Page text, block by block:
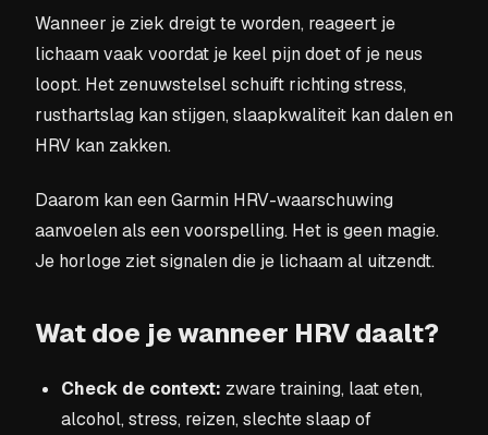
Wanneer je ziek dreigt te worden, reageert je
lichaam vaak voordat je keel pijn doet of je neus
loopt. Het zenuwstelsel schuift richting stress,
rusthartslag kan stijgen, slaapkwaliteit kan dalen en
HRV kan zakken.
Daarom kan een Garmin HRV-waarschuwing
aanvoelen als een voorspelling. Het is geen magie.
Je horloge ziet signalen die je lichaam al uitzendt.
Wat doe je wanneer HRV daalt?
Check de context: zware training, laat eten,
alcohol, stress, reizen, slechte slaap of